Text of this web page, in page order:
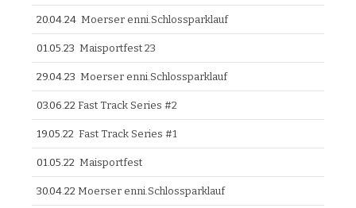
20.04.24 Moerser enni.Schlossparklauf
01.05.23 Maisportfest 23
29.04.23 Moerser enni.Schlossparklauf
03.06.22 Fast Track Series #2
19.05.22 Fast Track Series #1
01.05.22 Maisportfest
30.04.22 Moerser enni.Schlossparklauf